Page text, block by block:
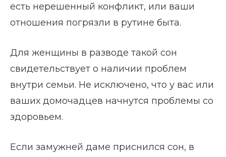
есть нерешенный конфликт, или ваши
отношения погрязли в рутине быта.
Для женщины в разводе такой сон
свидетельствует о наличии проблем
внутри семьи. Не исключено, что у вас или
ваших домочадцев начнутся проблемы со
здоровьем.
Если замужней даме приснился сон, в